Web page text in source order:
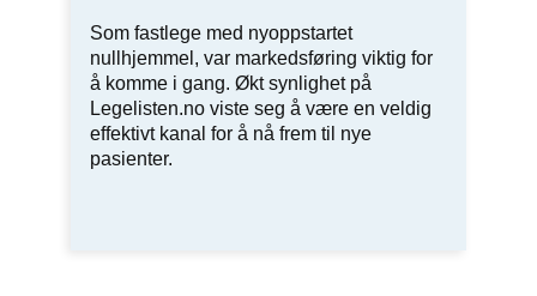
Som fastlege med nyoppstartet
nullhjemmel, var markedsføring viktig for
å komme i gang. Økt synlighet på
Legelisten.no viste seg å være en veldig
effektivt kanal for å nå frem til nye
pasienter.